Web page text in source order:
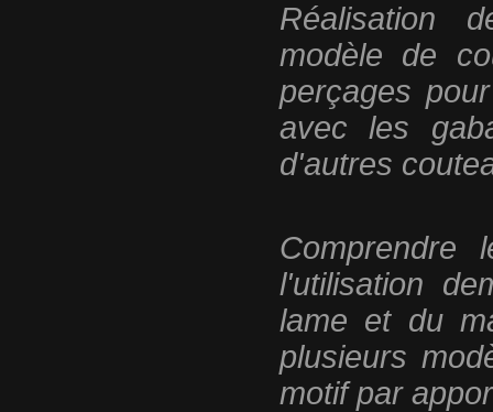
Réalisation
modèle de
perçages
avec les
d'autres
l'utilisation
lame et du
plusieurs
motif par